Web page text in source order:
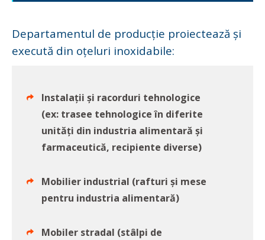
Departamentul de producție proiectează și
execută din oțeluri inoxidabile:
Instalații și racorduri tehnologice
(ex: trasee tehnologice în diferite
unități din industria alimentară și
farmaceutică, recipiente diverse)
Mobilier industrial (rafturi și mese
pentru industria alimentară)
Mobiler stradal (stâlpi de